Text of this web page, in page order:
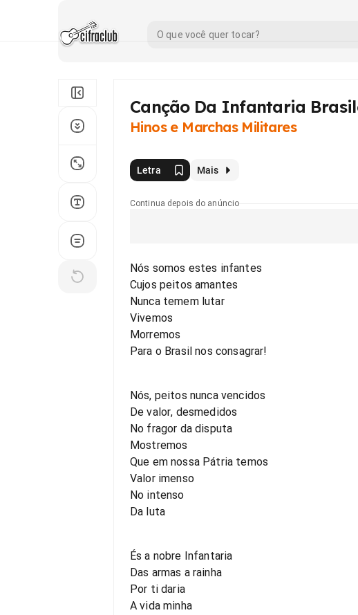
Canção Da Infantaria
Hinos e Marchas Militares
Letra Mais
Continua depois do anúncio
Nós somos estes infantes
Cujos peitos amantes
Nunca temem lutar
Vivemos
Morremos
Para o Brasil nos consagrar!
Nós, peitos nunca vencidos
De valor, desmedidos
No fragor da disputa
Mostremos
Que em nossa Pátria temos
Valor imenso
No intenso
Da luta
És a nobre Infantaria
Das armas a rainha
Por ti daria
A vida minha